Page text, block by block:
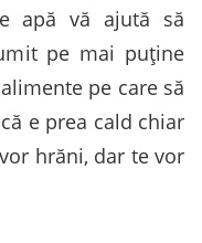
apă vă ajută să
pe mai puține
pe care să
e prea cald chiar
hrăni, dar te vor